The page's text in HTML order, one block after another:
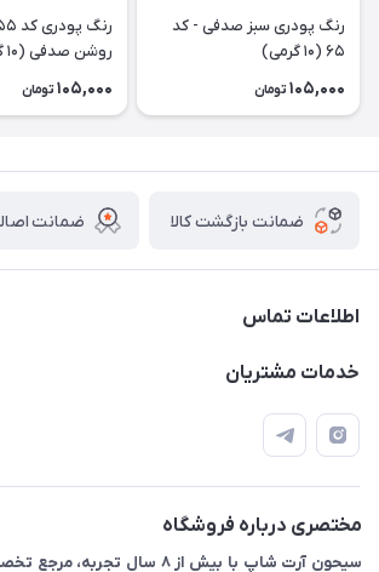
رنگ پودری سبز صدفی - کد
۶۵ (۱۰ گرمی)
105,000 تومان
روشن صدفی (۱۰ گرمی)
105,000 تومان
ضمانت بازگشت کالا ضمانت
اطلاعات تماس
خدمات مشتریان
📝 قوانین و مقررات
📖 راهنما
مختصری درباره فروشگاه
سیحون آرت شاپ با بیش از ۸ سال